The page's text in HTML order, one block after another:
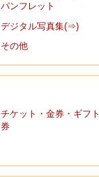
パンフレット
デジタル写真集(⇒)
その他
チケット・金券・ギフト
券